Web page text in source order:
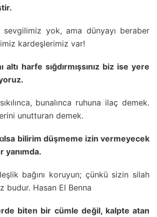
yok, ama dünyayı beraber
kardeşlerimiz var!
altı harfe sığdırmışsınız biz ise yere
bunalınca ruhuna ilaç demek.
unutturan demek.
bilirim düşmeme izin vermeyecek
yanımda.
bağını koruyun; çünkü sizin silah
budur. Hasan El Benna
biten bir cümle değil, kalpte atan